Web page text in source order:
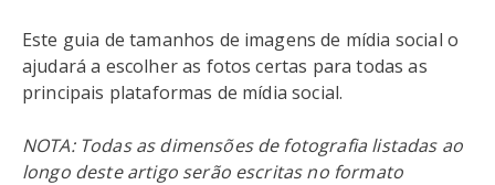
Este guia de tamanhos de imagens de mídia social o
ajudará a escolher as fotos certas para todas as
principais plataformas de mídia social.
NOTA: Todas as dimensões de fotografia listadas ao
longo deste artigo serão escritas no formato